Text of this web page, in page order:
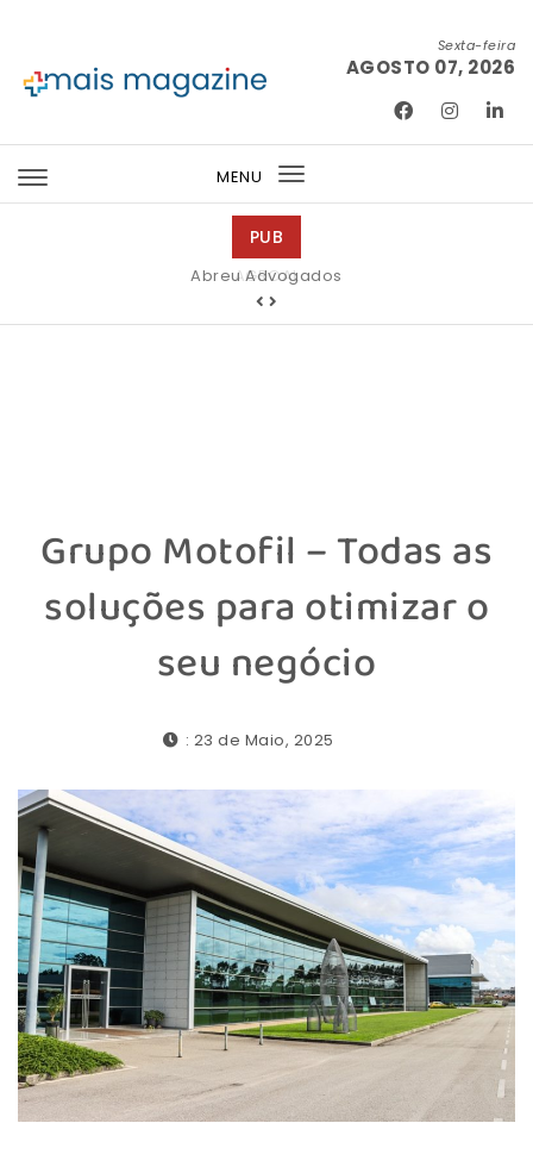
Sexta-feira
AGOSTO 07, 2026
MENU
Toggle
PUB
Abreu Advogados
Grupo Motofil – Todas as
soluções para otimizar o
seu negócio
: 23 de Maio, 2025